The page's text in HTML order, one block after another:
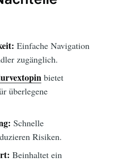
Einfache Navigation
zugänglich.
bietet
überlegene
Schnelle
Risiken.
Beinhaltet ein